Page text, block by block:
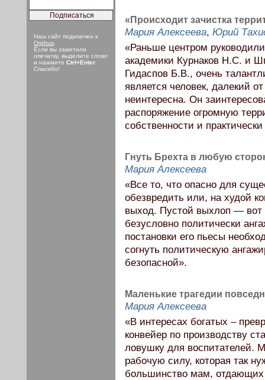
Наш сайт подключен к
Orphus
Если вы заметили
опечатку, выделите слово
и нажмите Ctrl+Enter
Спасибо!
«Происходит зачистка
Мария Алексеева, Юрий
«Раньше центром
академики Курнаков Н.С. и
Гидаспов Б.В., очень
является человек, далекий
неинтересна. Он
распоряжение огромную
собственности и
Гнуть Брехта в любую
Мария Алексеева
«Все то, что опасно для
обезвредить или, на худой
выход. Пустой выхлоп — вот
безусловно политически
постановки его пьесы
согнуть политическую
безопасной».
Маленькие трагедии
Мария Алексеева
«В интересах богатых –
конвейер по производству
ловушку для воспитателей.
рабочую силу, которая так
большинство мам, отдающих